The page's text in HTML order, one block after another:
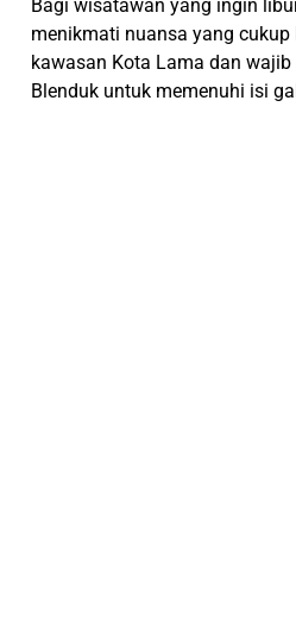
Bagi wisatawan yang ingin
menikmati nuansa yang cukup
kawasan Kota Lama dan wajib
Blenduk untuk memenuhi isi